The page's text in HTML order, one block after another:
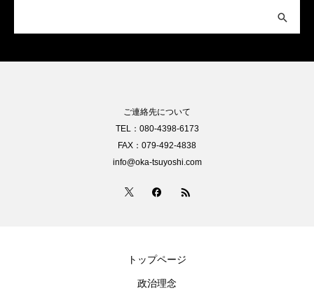
ご連絡先について
TEL：080-4398-6173
FAX：079-492-4838
info@oka-tsuyoshi.com
トップページ
政治理念